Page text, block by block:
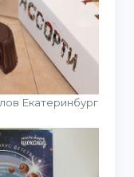
Екатеринбург